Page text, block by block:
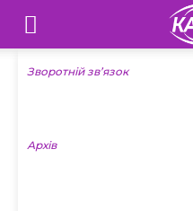
Телебачення
«Капрі»
Новини
Зворотній зв’язок
Архів